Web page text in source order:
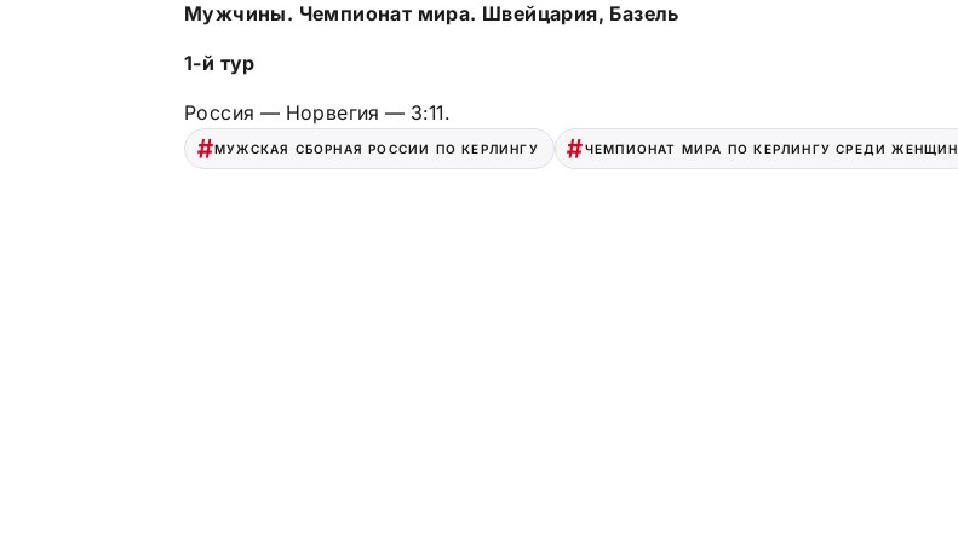
Мужчины. Чемпионат мира. Швейцария, Базель
1-й тур
Россия — Норвегия — 3:11.
МУЖСКАЯ СБОРНАЯ РОССИИ ПО КЕРЛИНГУ ЧЕМПИОНАТ МИРА ПО КЕРЛИНГУ СРЕДИ ЖЕНЩИН